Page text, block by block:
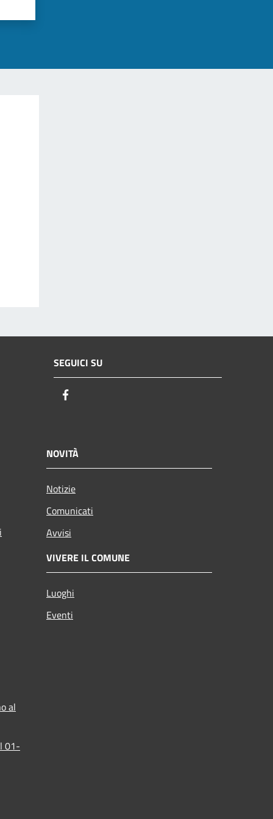
SEGUICI SU
NOVITÀ
Notizie
Comunicati
Avvisi
VIVERE IL COMUNE
Luoghi
Eventi
al
01-